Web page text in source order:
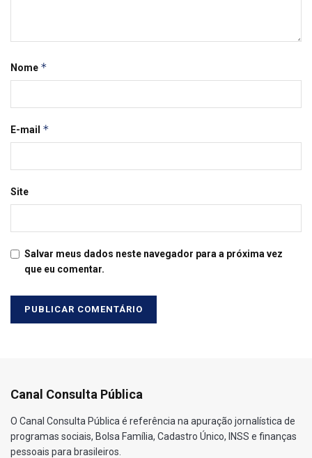
Nome *
E-mail *
Site
Salvar meus dados neste navegador para a próxima vez
que eu comentar.
Canal Consulta Pública
O Canal Consulta Pública é referência na apuração jornalística de
programas sociais, Bolsa Família, Cadastro Único, INSS e finanças
pessoais para brasileiros.